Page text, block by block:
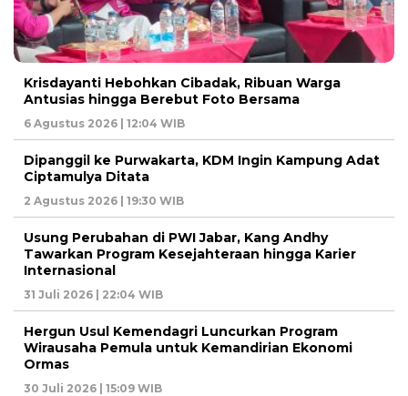
Krisdayanti Hebohkan Cibadak, Ribuan Warga
Antusias hingga Berebut Foto Bersama
6 Agustus 2026 | 12:04 WIB
Dipanggil ke Purwakarta, KDM Ingin Kampung Adat
Ciptamulya Ditata
2 Agustus 2026 | 19:30 WIB
Usung Perubahan di PWI Jabar, Kang Andhy
Tawarkan Program Kesejahteraan hingga Karier
Internasional
31 Juli 2026 | 22:04 WIB
Hergun Usul Kemendagri Luncurkan Program
Wirausaha Pemula untuk Kemandirian Ekonomi
Ormas
30 Juli 2026 | 15:09 WIB